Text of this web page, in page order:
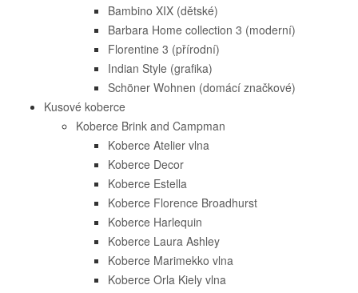
Bambino XIX (dětské)
Barbara Home collection 3 (moderní)
Florentine 3 (přírodní)
Indian Style (grafika)
Schöner Wohnen (domácí značkové)
Kusové koberce
Koberce Brink and Campman
Koberce Atelier vlna
Koberce Decor
Koberce Estella
Koberce Florence Broadhurst
Koberce Harlequin
Koberce Laura Ashley
Koberce Marimekko vlna
Koberce Orla Kiely vlna